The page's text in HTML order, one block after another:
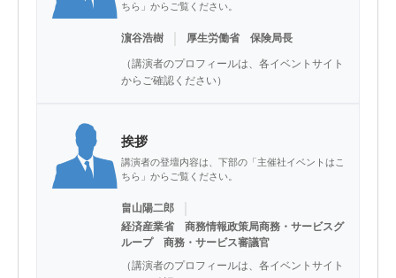
ちら」からご覧ください。
濵谷浩樹 厚生労働省 保険局長
（講演者のプロフィールは、各イベントサイト
からご確認ください）
挨拶
講演者の登壇内容は、下部の「主催社イベントはこ
ちら」からご覧ください。
畠山陽二郎
経済産業省 商務情報政策局商務・サービスグ
ループ 商務・サービス審議官
（講演者のプロフィールは、各イベントサイト